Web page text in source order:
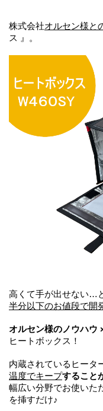
株式会社オルセン様と
ス 』。
高くて手が出せない…
半分以下のお値段で開
オルセン様のノウハウ
ヒートボックス！
内蔵されているヒータ
温度でキープすること
幅広い分野でお使いた
を挿すだけ♪